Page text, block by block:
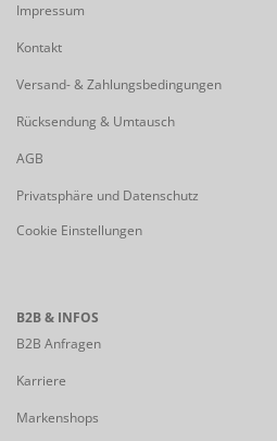
Impressum
Kontakt
Versand- & Zahlungsbedingungen
Rücksendung & Umtausch
AGB
Privatsphäre und Datenschutz
Cookie Einstellungen
B2B & INFOS
B2B Anfragen
Karriere
Markenshops